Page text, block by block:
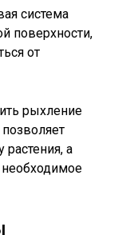
система
поверхности,
от
рыхление
растения, а
необходимое